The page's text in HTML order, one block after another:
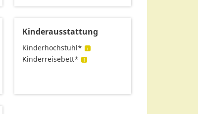
Kinderausstattung
Kinderhochstuhl*
Kinderreisebett*